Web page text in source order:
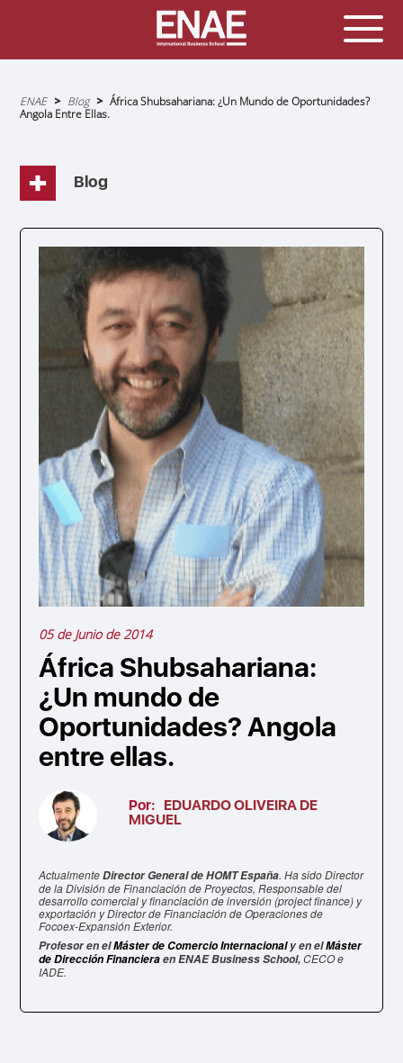
Sobrescribir
enlaces
de
navegación
ENAE Blog
África Shubsahariana: ¿Un Mundo de Oportunidades?
Angola Entre Ellas.
Blog
05 de Junio de 2014
África Shubsahariana:
¿Un mundo de
Oportunidades? Angola
entre ellas.
Por: EDUARDO OLIVEIRA DE
MIGUEL
ActualmenteDirector General de HOMT España. Ha sido Director
de la División de Financiación de Proyectos, Responsable del
desarrollo comercial y financiación de inversión (project finance) y
exportación y Director de Financiación de Operaciones de
Focoex-Expansión Exterior.
Profesor en elMáster de Comercio Internacionaly en elMáster
de Dirección Financieraen ENAE Business School,CECO e
IADE.